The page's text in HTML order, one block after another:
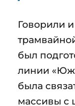
Говорили
был
линии
была
массивы с